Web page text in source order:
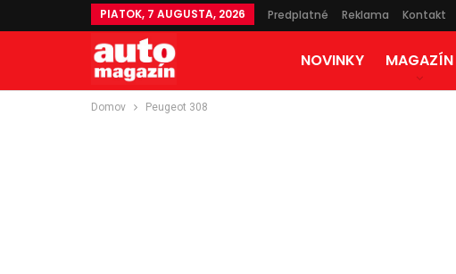
PIATOK, 7 AUGUSTA, 2026 Predplatné Reklama Kontakt
NOVINKY MAGAZÍN
Domov Peugeot 308